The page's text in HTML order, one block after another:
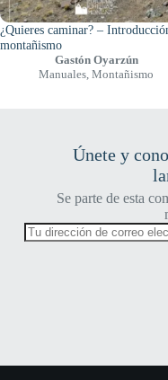
¿Quieres caminar? –
montañismo
Gastón Oyarzún
Manuales, Montañismo
Únete y
Se parte de esta